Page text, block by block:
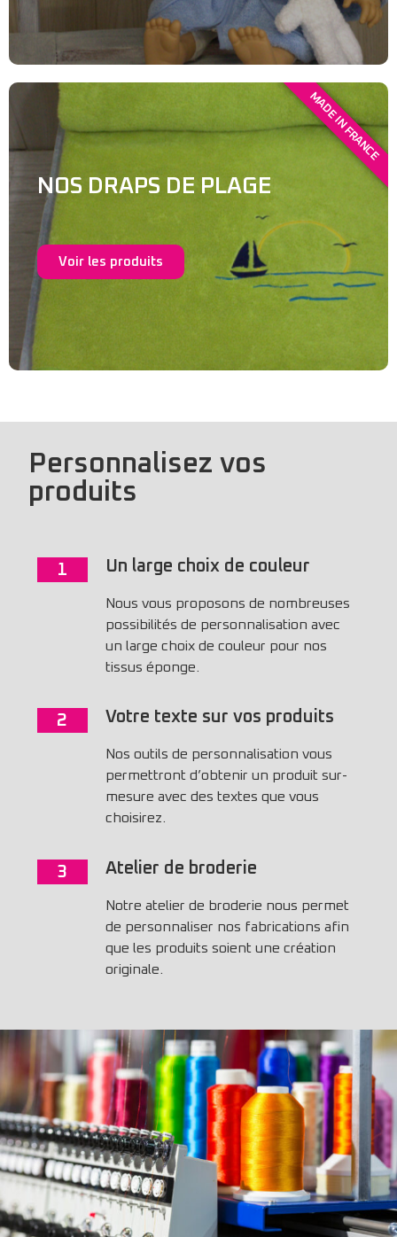
NOS DRAPS DE PLAGE
Voir les produits
MADE IN FRANCE
Personnalisez vos
produits
1 Un large choix de couleur
Nous vous proposons de nombreuses
possibilités de personnalisation avec
un large choix de couleur pour nos
tissus éponge.
2 Votre texte sur vos produits
Nos outils de personnalisation vous
permettront d’obtenir un produit sur-
mesure avec des textes que vous
choisirez.
3 Atelier de broderie
Notre atelier de broderie nous permet
de personnaliser nos fabrications afin
que les produits soient une création
originale.